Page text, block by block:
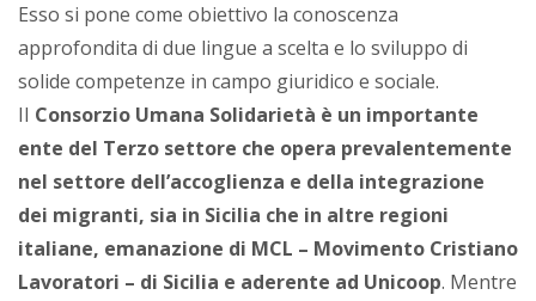
Esso si pone come obiettivo la conoscenza
approfondita di due lingue a scelta e lo sviluppo di
solide competenze in campo giuridico e sociale.
II Consorzio Umana Solidarietà è un importante
ente del Terzo settore che opera prevalentemente
nel settore dell’accoglienza e della integrazione
dei migranti, sia in Sicilia che in altre regioni
italiane, emanazione di MCL – Movimento Cristiano
Lavoratori – di Sicilia e aderente ad Unicoop. Mentre